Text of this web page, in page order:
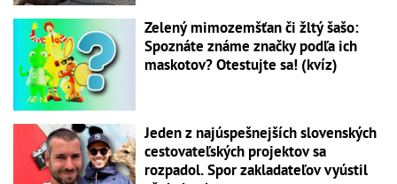
Zelený mimozemšťan či žltý šašo:
Spoznáte známe značky podľa ich
maskotov? Otestujte sa! (kvíz)
Jeden z najúspešnejších slovenských
cestovateľských projektov sa
rozpadol. Spor zakladateľov vyústil